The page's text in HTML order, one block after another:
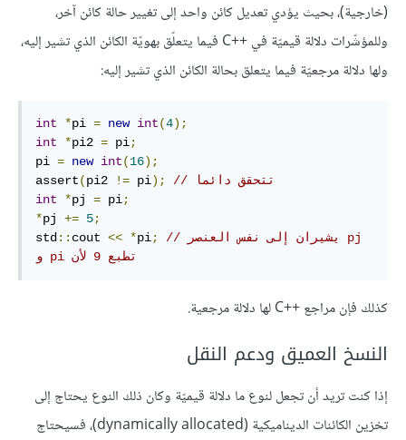
(خارجية)، بحيث يؤدي تعديل كائن واحد إلى تغيير حالة كائن آخر،
وللمؤشّرات دلالة قيميّة في C++‎ فيما يتعلّق بهويّة الكائن الذي تشير إليه،
ولها دلالة مرجعيّة فيما يتعلق بحالة الكائن الذي تشير إليه:
int *pi = new int(4);
int
*pi2 = pi;
pi = new int(16);
assert(pi2 != pi);
// تتحقق دائما
int
*pj = pi;
*pj += 5;
std :: cout << *pi;
// يشيران إلى نفس العنصر pj
كذلك فإن مراجع C++‎ لها دلالة مرجعية.
النسخ العميق ودعم النقل
إذا كنت تريد أن تجعل لنوع ما دلالة قيميّة وكان ذلك النوع يحتاج إلى
تخزين الكائنات الديناميكية (dynamically allocated)، فسيحتاج